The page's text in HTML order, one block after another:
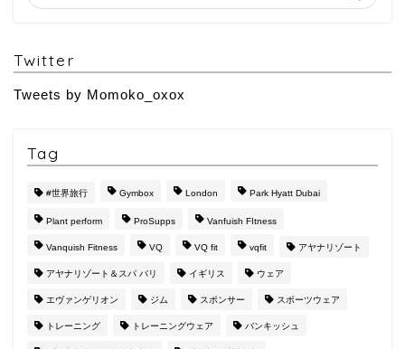
Twitter
Tweets by Momoko_oxox
Tag
#世界旅行 Gymbox London Park Hyatt Dubai
Plant perform ProSupps Vanfuish FItness
Vanquish Fitness VQ VQ fit vqfit アヤナリゾート
アヤナリゾート＆スパ バリ イギリス ウェア
エヴァンゲリオン ジム スポンサー スポーツウェア
トレーニング トレーニングウェア バンキッシュ